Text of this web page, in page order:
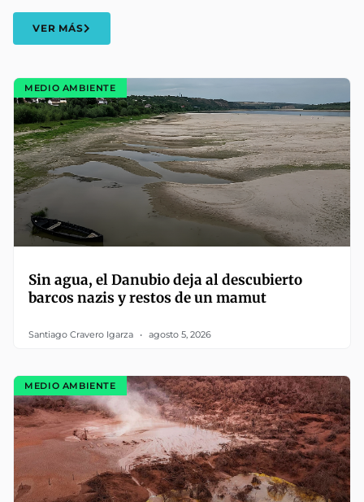
VER MÁS
MEDIO AMBIENTE
Sin agua, el Danubio deja al descubierto
barcos nazis y restos de un mamut
Santiago Cravero Igarza agosto 5, 2026
MEDIO AMBIENTE